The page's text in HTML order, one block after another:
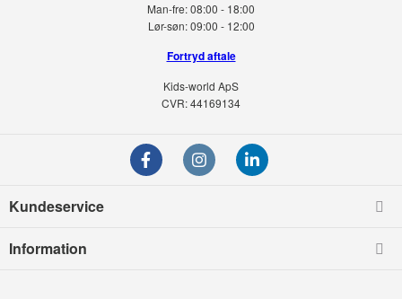
Man-fre:08:00 - 18:00
Lør-søn:09:00 - 12:00
Fortryd aftale
Kids-world ApS
CVR: 44169134
Kundeservice
Information